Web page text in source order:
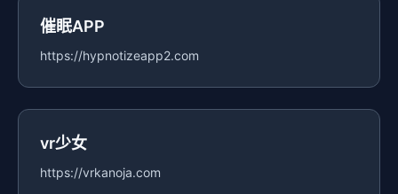
催眠APP
https://hypnotizeapp2.com
vr少女
https://vrkanoja.com